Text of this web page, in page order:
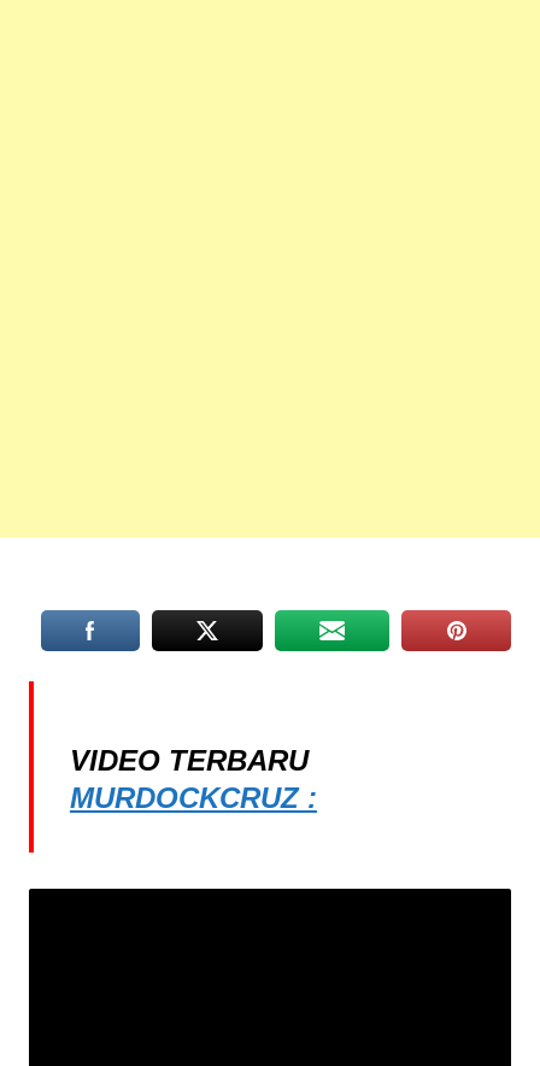
VIDEO TERBARU
MURDOCKCRUZ :